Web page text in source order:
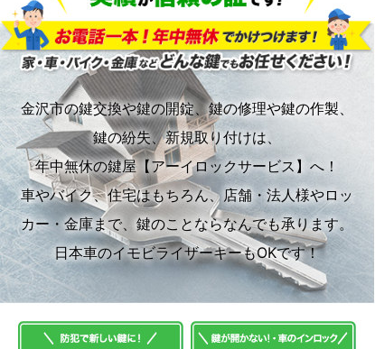
金沢市の鍵交換や鍵の開錠、鍵の修理や鍵の作製、
鍵の紛失、新規取り付けは、
年中無休の鍵屋【アーイロックサービス】へ！
車やバイク、住宅はもちろん、店舗・法人様やロッ
カー・金庫まで、鍵のことならなんでも承ります。
日本車のイモビライザーキーもOKです！